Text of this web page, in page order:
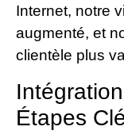
Internet, notre
augmenté, et
clientèle plus
Étapes